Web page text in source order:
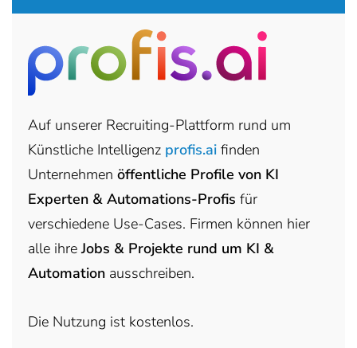
Auf unserer Recruiting-Plattform rund um
Künstliche Intelligenz profis.ai finden
Unternehmen öffentliche Profile von KI
Experten & Automations-Profis für
verschiedene Use-Cases. Firmen können hier
alle ihreJobs & Projekte rund um KI &
Automation ausschreiben.
Die Nutzung ist kostenlos.